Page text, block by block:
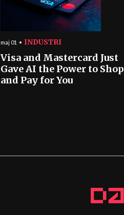
maj 01 INDUSTRI
Visa and Mastercard Just
Gave AI the Power to Shop
and Pay for You